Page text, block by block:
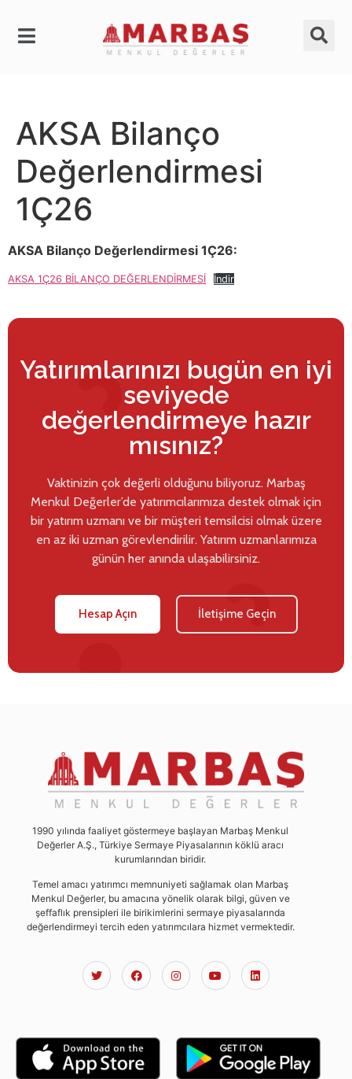
AKSA Bilanço
Değerlendirmesi
1Ç26
AKSA Bilanço Değerlendirmesi 1Ç26:
AKSA 1Ç26 BİLANÇO DEĞERLENDİRMESİ İndir
Yatırımlarınızı bugün en iyi
seviyede
değerlendirmeye hazır
mısınız?
Vaktinizin çok değerli olduğunu biliyoruz. Marbaş
Menkul Değerler’de yatırımcılarımıza destek olmak için
bir yatırım uzmanı ve bir müşteri temsilcisi olmak üzere
en az iki uzman görevlendirilir. Yatırım uzmanlarımıza
günün her anında ulaşabilirsiniz.
Hesap Açın İletişime Geçin
1990 yılında faaliyet göstermeye başlayan Marbaş Menkul
Değerler A.Ş., Türkiye Sermaye Piyasalarının köklü aracı
kurumlarından biridir.
Temel amacı yatırımcı memnuniyeti sağlamak olan Marbaş
Menkul Değerler, bu amacına yönelik olarak bilgi, güven ve
şeffaflık prensipleri ile birikimlerini sermaye piyasalarında
değerlendirmeyi tercih eden yatırımcılara hizmet vermektedir.